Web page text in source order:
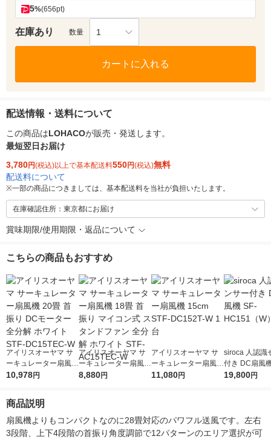
5%(656pt)
在庫あり 数量 1
カートに入れる
配送情報・送料について
この商品はLOHACOが販売・発送します。
最短翌日お届け
3,780円(税込)以上で基本配送料550円(税込)無料
配送料について
※一部の商品につきましては、基本配送料を当社が負担いたします。
在庫確認住所：東京都にお届け
賞味期限/使用期限・返品について
こちらの商品もおすすめ
アイリスオーヤマ サ
ーキュレーター扇風機
20畳 首振り DCモー
10,978円
アイリスオーヤマ サ
ーキュレーター扇風機
18畳 首振り マイコン
8,880円
アイリスオーヤマ サ
ーキュレーター扇風機
15cm STF-DC152T-W
11,080円
siroca 人認識
付き DC扇風
C151（W） 1
19,800円
商品説明
扇風機よりもコンパクトなのに28畳対応のパワフル送風です。左右
3段階、上下4段階の首振り角度調節で12パターンのエリア選択が可